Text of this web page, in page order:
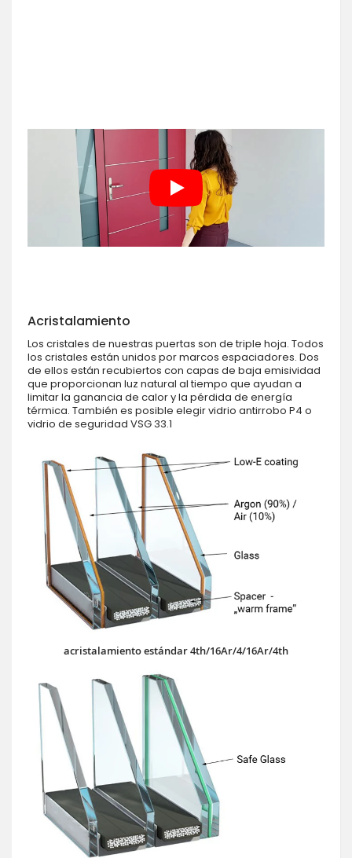
Acristalamiento
Los cristales de nuestras puertas son de triple hoja. Todos
los cristales están unidos por marcos espaciadores. Dos
de ellos están recubiertos con capas de baja emisividad
que proporcionan luz natural al tiempo que ayudan a
limitar la ganancia de calor y la pérdida de energía
térmica. También es posible elegir vidrio antirrobo P4 o
vidrio de seguridad VSG 33.1
acristalamiento estándar 4th/16Ar/4/16Ar/4th